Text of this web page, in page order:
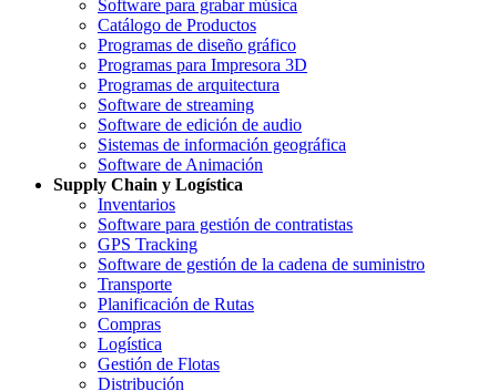
Software para grabar música
Catálogo de Productos
Programas de diseño gráfico
Programas para Impresora 3D
Programas de arquitectura
Software de streaming
Software de edición de audio
Sistemas de información geográfica
Software de Animación
Supply Chain y Logística
Inventarios
Software para gestión de contratistas
GPS Tracking
Software de gestión de la cadena de suministro
Transporte
Planificación de Rutas
Compras
Logística
Gestión de Flotas
Distribución